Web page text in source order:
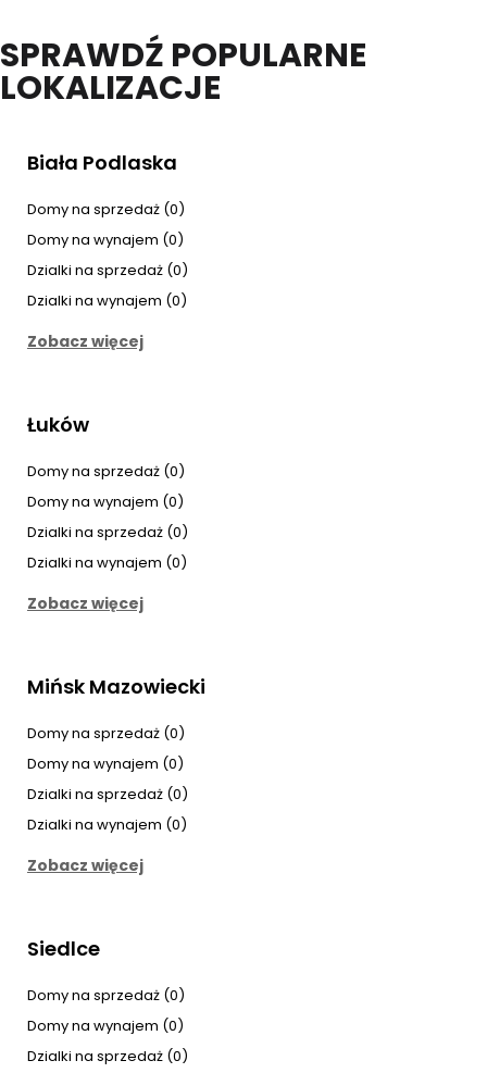
SPRAWDŹ POPULARNE
LOKALIZACJE
Biała Podlaska
Domy na sprzedaż (0)
Domy na wynajem (0)
Dzialki na sprzedaż (0)
Dzialki na wynajem (0)
Zobacz więcej
Łuków
Domy na sprzedaż (0)
Domy na wynajem (0)
Dzialki na sprzedaż (0)
Dzialki na wynajem (0)
Zobacz więcej
Mińsk Mazowiecki
Domy na sprzedaż (0)
Domy na wynajem (0)
Dzialki na sprzedaż (0)
Dzialki na wynajem (0)
Zobacz więcej
Siedlce
Domy na sprzedaż (0)
Domy na wynajem (0)
Dzialki na sprzedaż (0)